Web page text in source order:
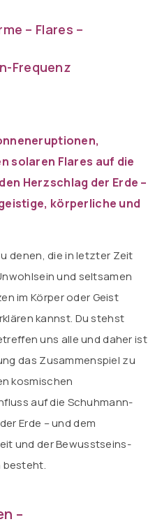
– Flares –
Frequenz
solaren Flares auf die
Herzschlag der Erde –
körperliche und
denen, die in letzter Zeit
und seltsamen
im Körper oder Geist
kannst. Du stehst
uns alle und daher ist
das Zusammenspiel zu
kosmischen
auf die Schuhmann-
Erde – und dem
und der Bewusstseins-
besteht.
–